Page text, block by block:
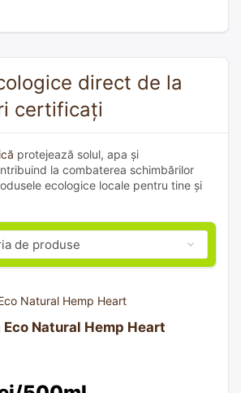
direct de la
certificați
protejează solul, apa și
la combaterea schimbărilor
ecologice locale pentru tine și
Natural Hemp Heart